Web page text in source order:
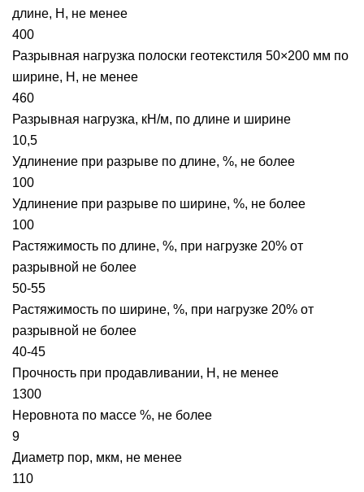
длине, Н, не менее
400
Разрывная нагрузка полоски геотекстиля 50×200 мм по
ширине, Н, не менее
460
Разрывная нагрузка, кН/м, по длине и ширине
10,5
Удлинение при разрыве по длине, %, не более
100
Удлинение при разрыве по ширине, %, не более
100
Растяжимость по длине, %, при нагрузке 20% от
разрывной не более
50-55
Растяжимость по ширине, %, при нагрузке 20% от
разрывной не более
40-45
Прочность при продавливании, Н, не менее
1300
Неровнота по массе %, не более
9
Диаметр пор, мкм, не менее
110